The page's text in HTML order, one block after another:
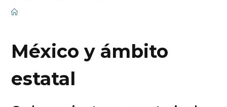
México y ámbito
estatal